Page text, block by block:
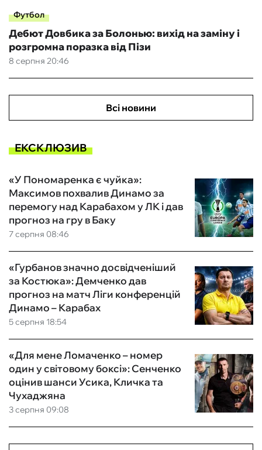
Футбол
8 серпня 20:46
Дебют Довбика за Болонью: вихід на заміну і
розгромна поразка від Пізи
Всі новини
ЕКСКЛЮЗИВ
7 серпня 08:46
«У Пономаренка є чуйка»:
Максимов похвалив Динамо за
перемогу над Карабахом у ЛК і дав
прогноз на гру в Баку
5 серпня 18:54
«Гурбанов значно досвідченіший
за Костюка»: Демченко дав
прогноз на матч Ліги конференцій
Динамо – Карабах
3 серпня 09:08
«Для мене Ломаченко – номер
один у світовому боксі»: Сенченко
оцінив шанси Усика, Кличка та
Чухаджяна